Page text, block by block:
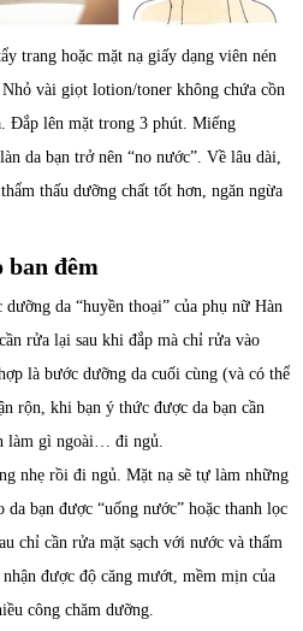
trang hoặc mặt nạ giấy dạng viên nén
vài giọt lotion/toner không chứa cồn
Đắp lên mặt trong 3 phút. Miếng
da bạn trở nên “no nước”. Về lâu dài,
thấu dưỡng chất tốt hơn, ngăn ngừa
ban đêm
da “huyền thoại” của phụ nữ Hàn
rửa lại sau khi đắp mà chỉ rửa vào
là bước dưỡng da cuối cùng (và có thể
rộn, khi bạn ý thức được da bạn cần
làm gì ngoài… đi ngủ.
nhẹ rồi đi ngủ. Mặt nạ sẽ tự làm những
bạn được “uống nước” hoặc thanh lọc
chỉ cần rửa mặt sạch với nước và thấm
được độ căng mướt, mềm mịn của
công chăm dưỡng.